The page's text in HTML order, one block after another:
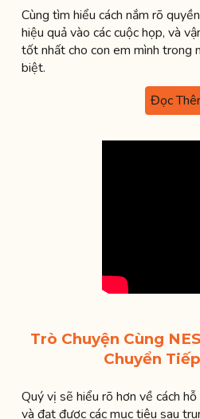
Cùng tìm hiểu cách nắm rõ
hiệu quả vào các cuộc họp, và
tốt nhất cho con em mình trong
biệt.
Đọc
Trò Chuyện Cùng
Chuyển
Quý vị sẽ hiểu rõ hơn về cách
và đạt được các mục tiêu sau